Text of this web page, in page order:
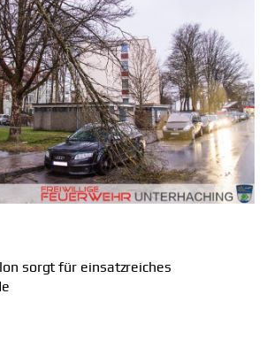
sorgt für einsatzreiches